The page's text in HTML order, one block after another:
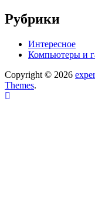
Рубрики
Интересное
Компьютеры и
Copyright © 2026
Themes.